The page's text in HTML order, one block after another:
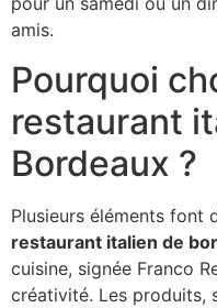
amis.
Pourquoi
restaurant
Bordeaux ?
Plusieurs éléments font
restaurant italien de
cuisine, signée Franco
créativité. Les produits,